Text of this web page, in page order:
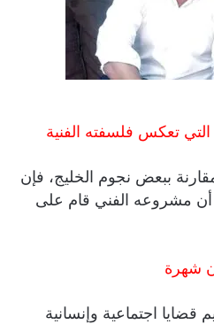
تعكس فلسفته الفنية
ببعض نجوم الخليج، فإن
أن مشروعه الفني قام على
شهرة
اجتماعية وإنسانية